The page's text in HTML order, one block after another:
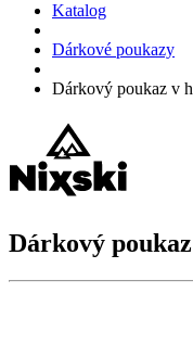
Katalog
Dárkové poukazy
Dárkový poukaz v
Dárkový